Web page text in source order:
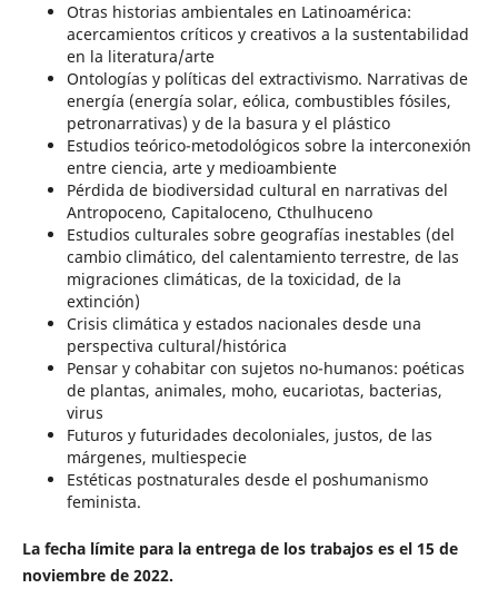
Otras historias ambientales en Latinoamérica:
acercamientos críticos y creativos a la sustentabilidad
en la literatura/arte
Ontologías y políticas del extractivismo. Narrativas de
energía (energía solar, eólica, combustibles fósiles,
petronarrativas) y de la basura y el plástico
Estudios teórico-metodológicos sobre la interconexión
entre ciencia, arte y medioambiente
Pérdida de biodiversidad cultural en narrativas del
Antropoceno, Capitaloceno, Cthulhuceno
Estudios culturales sobre geografías inestables (del
cambio climático, del calentamiento terrestre, de las
migraciones climáticas, de la toxicidad, de la
extinción)
Crisis climática y estados nacionales desde una
perspectiva cultural/histórica
Pensar y cohabitar con sujetos no-humanos: poéticas
de plantas, animales, moho, eucariotas, bacterias,
virus
Futuros y futuridades decoloniales, justos, de las
márgenes, multiespecie
Estéticas postnaturales desde el poshumanismo
feminista.
La fecha límite para la entrega de los trabajos es el 15 de
noviembre de 2022.